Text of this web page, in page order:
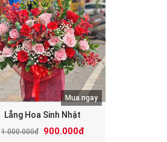
Lẵng Hoa Sinh Nhật
1.000.000đ 900.000đ
Mua ngay